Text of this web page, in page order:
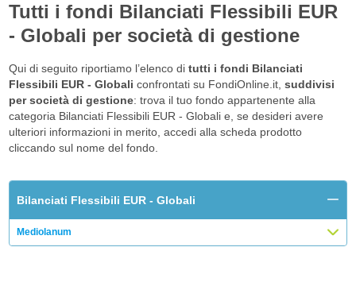
Tutti i fondi Bilanciati Flessibili EUR
- Globali per società di gestione
Qui di seguito riportiamo l’elenco di tutti i fondi Bilanciati
Flessibili EUR - Globali confrontati su FondiOnline.it, suddivisi
per società di gestione: trova il tuo fondo appartenente alla
categoria Bilanciati Flessibili EUR - Globali e, se desideri avere
ulteriori informazioni in merito, accedi alla scheda prodotto
cliccando sul nome del fondo.
Bilanciati Flessibili EUR - Globali
Mediolanum